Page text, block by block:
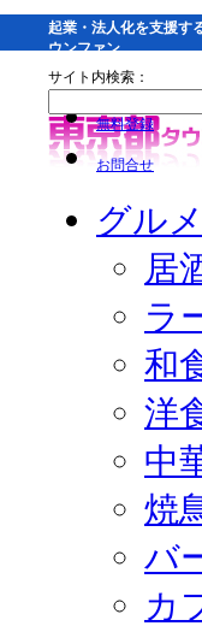
起業・法人化を支援す
ウンファン
無料登録
お問合せ
サイト内検索：
グルメ
居
ラ
和
洋
中
焼
バ
カ